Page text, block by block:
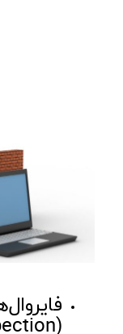
(stateful inspection)